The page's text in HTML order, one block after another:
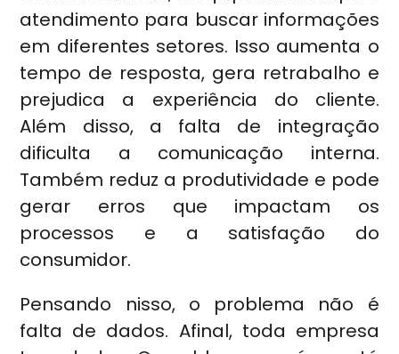
atendimento para buscar informações
em diferentes setores. Isso aumenta o
tempo de resposta, gera retrabalho e
prejudica a experiência do cliente.
Além disso, a falta de integração
dificulta a comunicação interna.
Também reduz a produtividade e pode
gerar erros que impactam os
processos e a satisfação do
consumidor.
Pensando nisso, o problema não é
falta de dados. Afinal, toda empresa